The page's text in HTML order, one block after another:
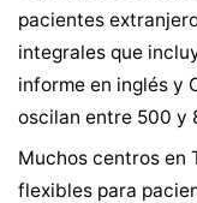
pacientes
integrales que
informe en inglés y
oscilan entre 500 y
Muchos centros en
flexibles para